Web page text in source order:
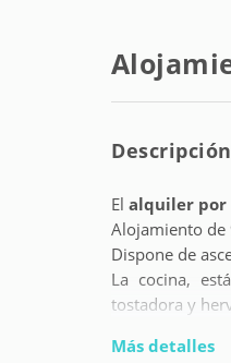
Descripción
El alquiler por
Alojamiento de
Dispone de
La cocina,
tostadora y
Más detalles